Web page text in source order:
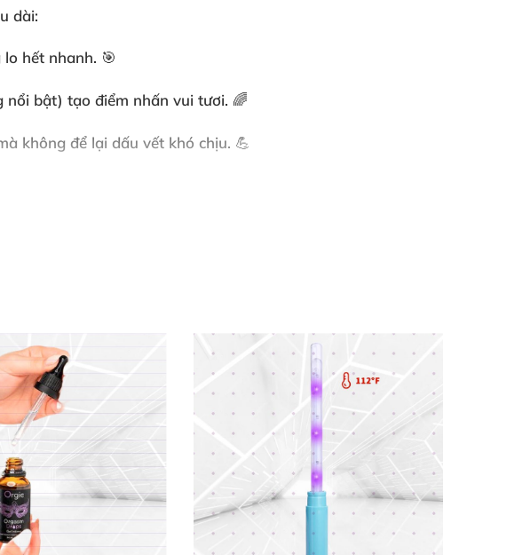
dài:
hết nhanh. 🎯
nổi bật) tạo điểm nhấn vui tươi. 🌈
không để lại dấu vết khó chịu. 💪
cho bạn bè nghịch ngợm. 🎊
hết.
hước.